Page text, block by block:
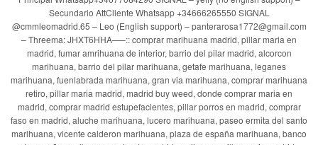
Secundario AttCliente Whatsapp +34666265550 SIGNAL
@cmmleomadrid.65 – Leo (English support) – panterarosa1772@gmail.com
– Threema: JHXT6HHA—–:: comprar marihuana madrid, pillar maria en
madrid, fumar amrihuana de interior, barrio del pilar madrid, alcorcon
marihuana, barrio del pilar marihuana, getafe marihuana, leganes
marihuana, fuenlabrada marihuana, gran via marihuana, comprar marihuana
retiro, pillar maria madrid, madrid buy weed, donde comprar maria en
madrid, comprar madrid estupefacientes, pillar porros en madrid, comprar
faso en madrid, aluche marihuana, lucero marihuana, paseo ermita del santo
marihuana, vicente calderon marihuana, plaza de españa marihuana, banco